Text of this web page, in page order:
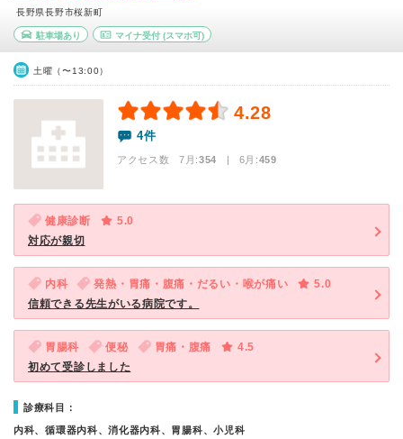
長野県長野市桜新町
駐車場あり マイナ受付(スマホ可)
土曜（〜13:00）
4.28
4件
アクセス数 7月:354 | 6月:459
健康診断
5.0
対応が親切
内科 発熱・胃痛・腹痛・だるい・喉が痛い
5.0
信頼できる先生がいる病院です。
胃腸科 便秘 胃痛・腹痛
4.5
初めて受診しました
診療科目：
内科、循環器内科、消化器内科、胃腸科、小児科